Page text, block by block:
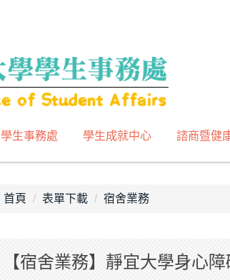
學生事務處 學生成就中心 諮商暨健
首頁 表單下載 宿舍業務
【宿舍業務】靜宜大學身心